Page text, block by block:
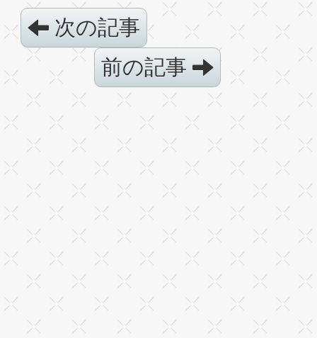
次の記事
前の記事